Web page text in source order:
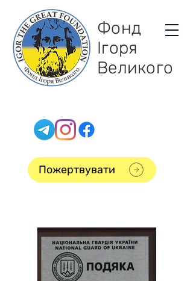
Фонд
Ігоря
Великого
Пожертвувати